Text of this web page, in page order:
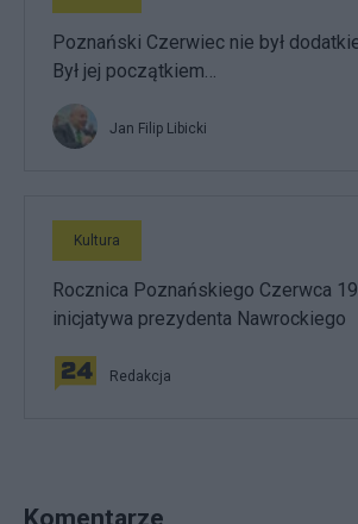
Poznański Czerwiec nie był
Był jej początkiem…
Jan Filip Libicki
Kultura
Rocznica Poznańskiego Czerwca
inicjatywa prezydenta Nawrockiego
Redakcja
Komentarze